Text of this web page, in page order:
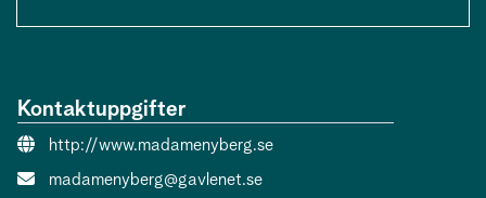
Kontaktuppgifter
Webbsida:
http://www.madamenyberg.se
E-post:
madamenyberg@gavlenet.se